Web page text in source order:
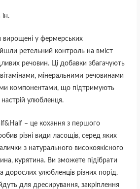
вирощені у фермерських
ретельний контроль на вміст
речовин. Ці добавки збагачують
мінеральними речовинами
компонентами, що підтримують
настрій улюбленця.
– це кохання з першого
різні види ласощів, серед яких
з натурального високоякісного
курятина. Ви зможете підібрати
дорослих улюбленців різних порід.
для дресирування, закріплення